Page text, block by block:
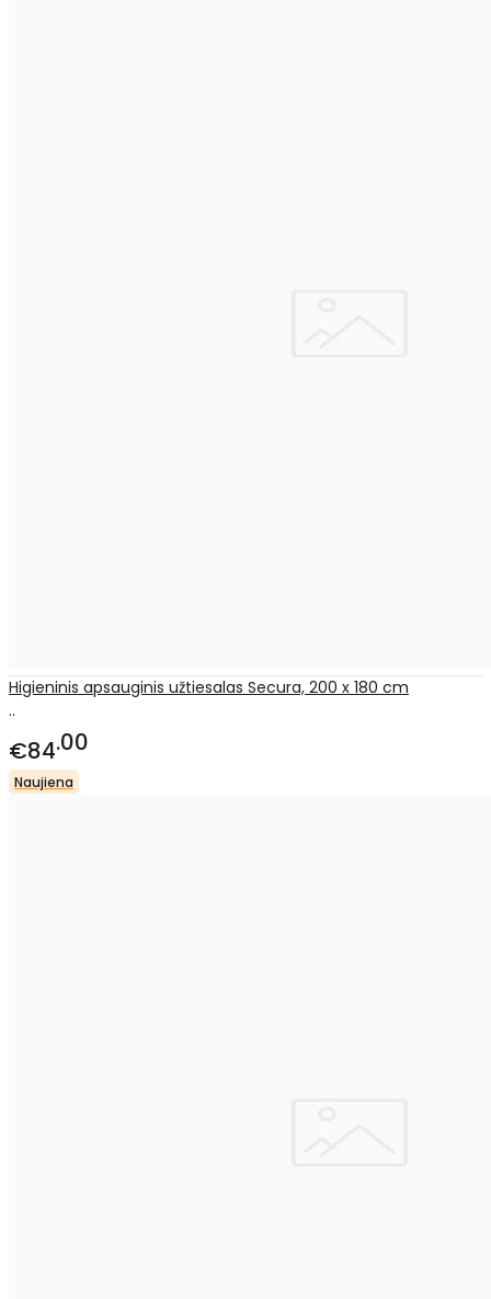
Higieninis apsauginis užtiesalas Secura, 200 x 180 cm
..
€84 00
Naujiena